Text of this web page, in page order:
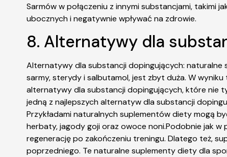
Sarmów w połączeniu z innymi substancjami, takimi
ubocznych i negatywnie wpływać na zdrowie.
8. Alternatywy dla
Alternatywy dla substancji dopingujących: naturalne
sarmy, sterydy i salbutamol, jest zbyt duża. W
alternatywy dla substancji dopingujących, które nie
jedną z najlepszych alternatyw dla substancji
Przykładami naturalnych suplementów diety mogą
herbaty, jagody goji oraz owoce noni.Podobnie jak
regenerację po zakończeniu treningu. Dlatego też,
poprzedniego. Te naturalne suplementy diety dla